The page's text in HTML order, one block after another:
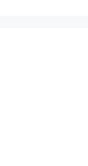
syarat
bagi
Sila
telah